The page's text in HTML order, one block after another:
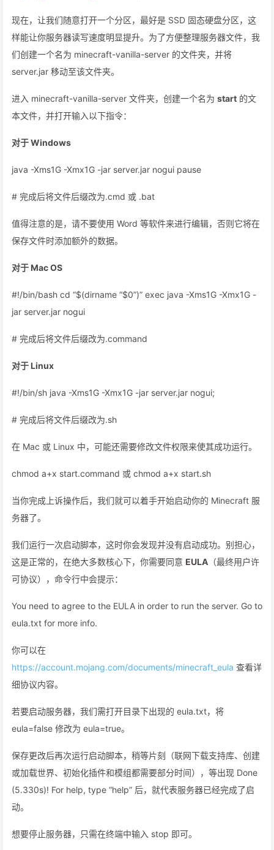
现在，让我们随意打开一个分区，最好是 SSD 固态硬盘分区，这
样能让你服务器读写速度明显提升。为了方便整理服务器文件，我
们创建一个名为 minecraft-vanilla-server 的文件夹，并将
server.jar 移动至该文件夹。
进入 minecraft-vanilla-server 文件夹，创建一个名为 start 的文
本文件，并打开输入以下指令：
对于 Windows
java -Xms1G -Xmx1G -jar server.jar nogui pause
# 完成后将文件后缀改为.cmd 或 .bat
值得注意的是，请不要使用 Word 等软件来进行编辑，否则它将在
保存文件时添加额外的数据。
对于 Mac OS
#!/bin/bash cd “$(dirname “$0”)” exec java -Xms1G -Xmx1G -
jar server.jar nogui
# 完成后将文件后缀改为.command
对于 Linux
#!/bin/sh java -Xms1G -Xmx1G -jar server.jar nogui;
# 完成后将文件后缀改为.sh
在 Mac 或 Linux 中，可能还需要修改文件权限来使其成功运行。
chmod a+x start.command 或 chmod a+x start.sh
当你完成上诉操作后，我们就可以着手开始启动你的 Minecraft 服
务器了。
我们运行一次启动脚本，这时你会发现并没有启动成功。别担心，
这是正常的，在绝大多数核心下，你需要同意 EULA （最终用户许
可协议），命令行中会提示：
You need to agree to the EULA in order to run the server. Go to
eula.txt for more info.
你可以在
https://account.mojang.com/documents/minecraft_eula 查看详
细协议内容。
若要启动服务器，我们需打开目录下出现的 eula.txt，将
eula=false 修改为 eula=true。
保存更改后再次运行启动脚本，稍等片刻（联网下载支持库、创建
或加载世界、初始化插件和模组都需要部分时间），等出现 Done
(5.330s)! For help, type “help” 后，就代表服务器已经完成了启
动。
想要停止服务器，只需在终端中输入 stop 即可。